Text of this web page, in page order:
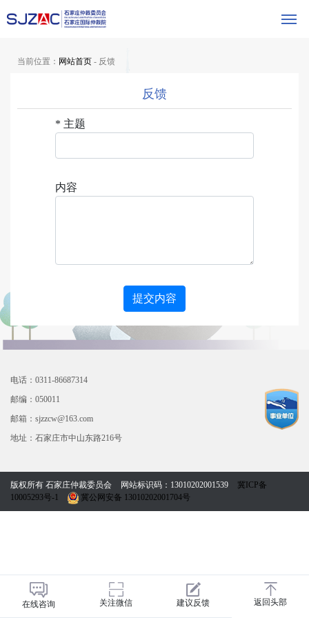
当前位置： 网站首页 - 反馈
反馈
* 主题
内容
提交内容
电话：0311-86687314
邮编：050011
邮箱：sjzzcw@163.com
地址：石家庄市中山东路216号
版权所有 石家庄仲裁委员会 网站标识码：13010202001539
冀ICP备
10005293号-1
冀公网安备 13010202001704号
在线咨询 关注微信 建议反馈 返回头部